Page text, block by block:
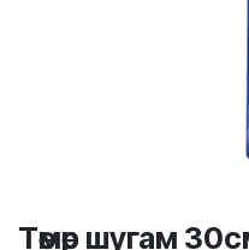
Төмөр шугам